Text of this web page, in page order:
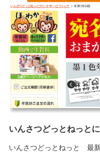
いんさつどっとねっと
いんさつどっとねっと 最